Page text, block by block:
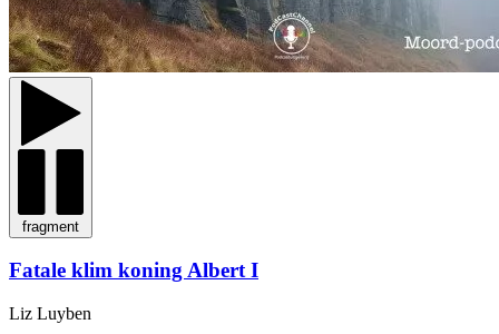
fragment
Fatale klim koning Albert I
Liz Luyben